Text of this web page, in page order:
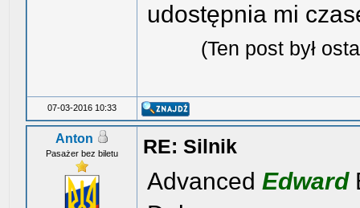
udostępnia mi
(Ten post był
07-03-2016 10:33
Anton
Pasażer bez biletu RE: Silnik
AdvancedEdward